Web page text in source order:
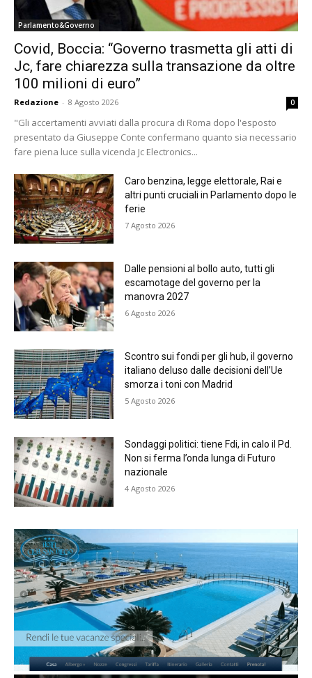
Parlamento&Governo
Covid, Boccia: “Governo trasmetta gli atti di
Jc, fare chiarezza sulla transazione da oltre
100 milioni di euro”
Redazione - 8 Agosto 2026 0
"Gli accertamenti avviati dalla procura di Roma dopo l'esposto
presentato da Giuseppe Conte confermano quanto sia necessario
fare piena luce sulla vicenda Jc Electronics...
Caro benzina, legge elettorale, Rai e
altri punti cruciali in Parlamento dopo le
ferie
7 Agosto 2026
Dalle pensioni al bollo auto, tutti gli
escamotage del governo per la
manovra 2027
6 Agosto 2026
Scontro sui fondi per gli hub, il governo
italiano deluso dalle decisioni dell’Ue
smorza i toni con Madrid
5 Agosto 2026
Sondaggi politici: tiene Fdi, in calo il Pd.
Non si ferma l’onda lunga di Futuro
nazionale
4 Agosto 2026